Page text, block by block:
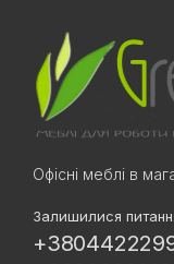
Офісні меблі в
Залишилися